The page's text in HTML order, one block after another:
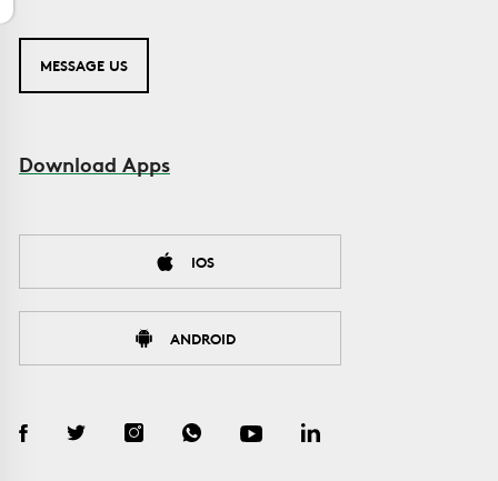
MESSAGE US
Download Apps
IOS
ANDROID